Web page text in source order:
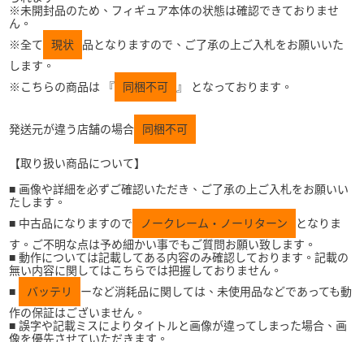
※未開封品のため、フィギュア本体の状態は確認できておりませ
ん。
※全て
現状
品となりますので、ご了承の上ご入札をお願いいた
します。
※こちらの商品は 『
同梱不可 』 となっております。
発送元が違う店舗の場合 同梱不可
【取り扱い商品について】
■ 画像や詳細を必ずご確認いただき、ご了承の上ご入札をお願いい
たします。
■ 中古品になりますので
ノークレーム・ノーリターン
となりま
す。ご不明な点は予め細かい事でもご質問お願い致します。
■ 動作については記載してある内容のみ確認しております。記載の
無い内容に関してはこちらでは把握しておりません。
■
バッテリ
ーなど消耗品に関しては、未使用品などであっても動
作の保証はございません。
■ 誤字や記載ミスによりタイトルと画像が違ってしまった場合、画
像を優先させていただきます。